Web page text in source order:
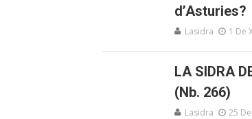
d’Asturies?
Lasidra 1 De
LA SIDRA
(Nb. 266)
Lasidra 25